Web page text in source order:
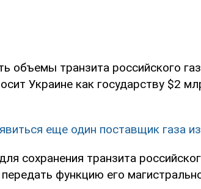
объемы транзита российского
Украине как государству $2
еще один поставщик газа
сохранения транзита
функцию его